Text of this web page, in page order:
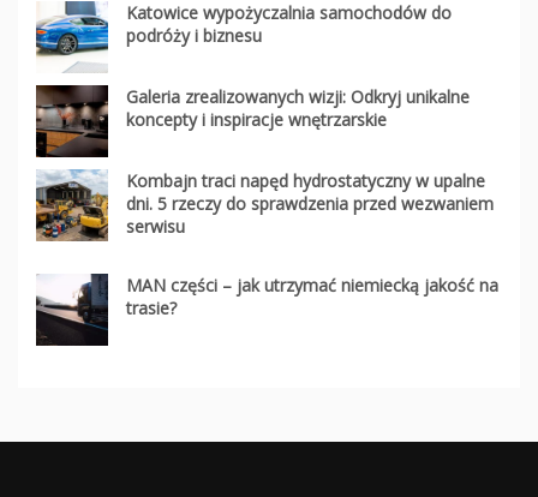
Katowice wypożyczalnia samochodów do
podróży i biznesu
Galeria zrealizowanych wizji: Odkryj unikalne
koncepty i inspiracje wnętrzarskie
Kombajn traci napęd hydrostatyczny w upalne
dni. 5 rzeczy do sprawdzenia przed wezwaniem
serwisu
MAN części – jak utrzymać niemiecką jakość na
trasie?